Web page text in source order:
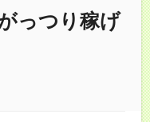
っつり稼げ